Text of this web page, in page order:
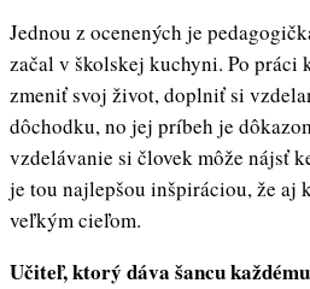
Jednou z ocenených je
začal v školskej kuchyni. Po práci
zmeniť svoj život, doplniť si
dôchodku, no jej príbeh je
vzdelávanie si človek môže nájsť
je tou najlepšou inšpiráciou, že aj
veľkým cieľom.
Učiteľ, ktorý dáva šancu každému